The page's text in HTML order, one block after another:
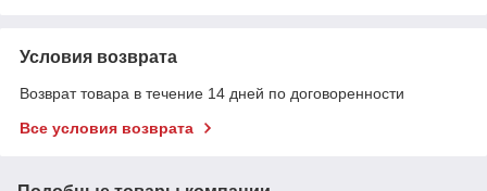
Условия возврата
Возврат товара в течение 14 дней по договоренности
Все условия возврата